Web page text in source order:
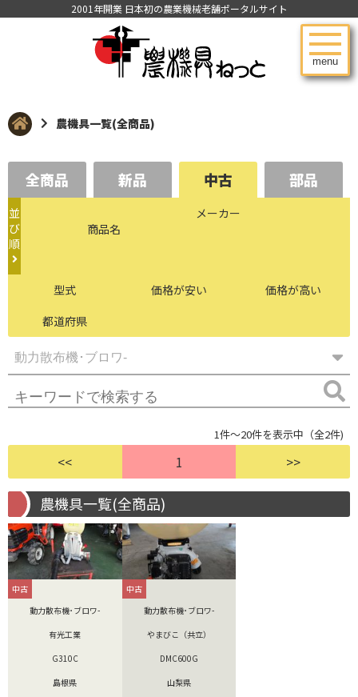
menu
2001年開業 日本初の農業機械老舗ポータルサイト
農機具一覧(全商品)
全商品 新品 中古 部品
並
び
順
商品名
メーカー
型式 価格が安い
価格が高い
都道府県
1件～20件を表示中（全2件)
<< 1 >>
農機具一覧(全商品)
中古
動力散布機･ブロワ-
有光工業
G310C
島根県
中古
動力散布機･ブロワ-
やまびこ（共立）
DMC600G
山梨県